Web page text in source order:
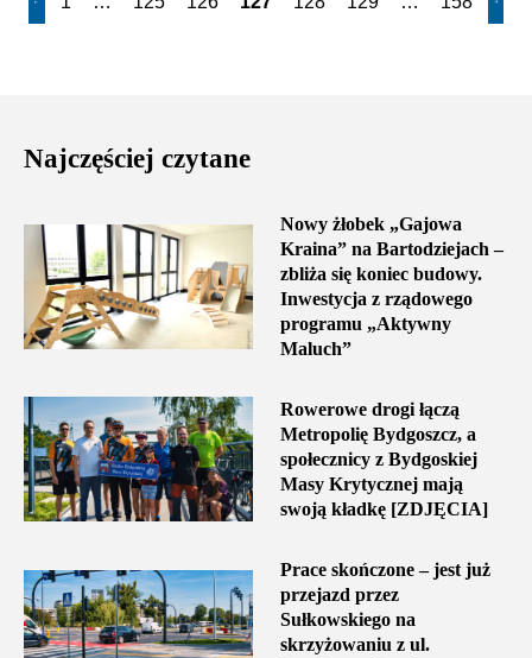
Najczęściej czytane
Nowy żłobek „Gajowa
Kraina” na Bartodziejach –
zbliża się koniec budowy.
Inwestycja z rządowego
programu „Aktywny
Maluch”
Rowerowe drogi łączą
Metropolię Bydgoszcz, a
społecznicy z Bydgoskiej
Masy Krytycznej mają
swoją kładkę [ZDJĘCIA]
Prace skończone – jest już
przejazd przez
Sułkowskiego na
skrzyżowaniu z ul.